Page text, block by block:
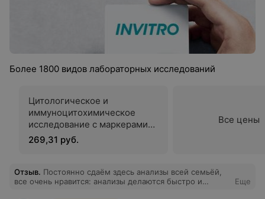
Более 1800 видов лабораторных исследований
Цитологическое и
иммуноцитохимическое
исследование c маркерами
p16INK4a и Ki-67 для
подтверждения дисплазии в
матки
269,31 руб.
Все цены
Отзыв. Постоянно сдаём здесь анализы всей семьёй,
все очень нравится: анализы делаются быстро и
Еще